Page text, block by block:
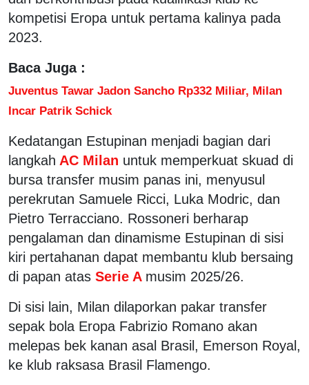
kompetisi Eropa untuk pertama kalinya pada
2023.
Baca Juga :
Juventus Tawar Jadon Sancho Rp332 Miliar, Milan
Incar Patrik Schick
Kedatangan Estupinan menjadi bagian dari
langkah AC Milan untuk memperkuat skuad di
bursa transfer musim panas ini, menyusul
perekrutan Samuele Ricci, Luka Modric, dan
Pietro Terracciano. Rossoneri berharap
pengalaman dan dinamisme Estupinan di sisi
kiri pertahanan dapat membantu klub bersaing
di papan atas Serie A musim 2025/26.
Di sisi lain, Milan dilaporkan pakar transfer
sepak bola Eropa Fabrizio Romano akan
melepas bek kanan asal Brasil, Emerson Royal,
ke klub raksasa Brasil Flamengo.